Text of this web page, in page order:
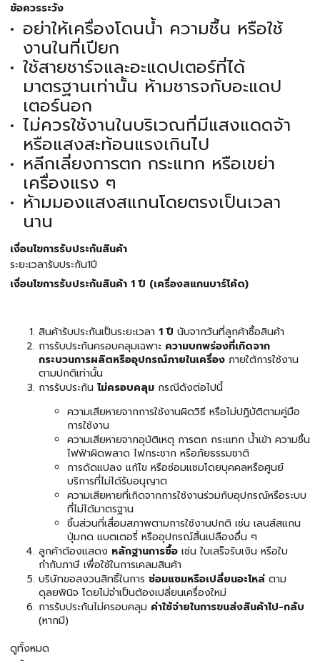
ข้อควรระวัง
อย่าให้เครื่องโดนน้ำ ความชื้น หรือใช้
งานในที่เปียก
ใช้สายชาร์จและอะแดปเตอร์ที่ได้
มาตรฐานเท่านั้น ห้ามชารจกับอะแดป
เตอร์นอก
ไม่ควรใช้งานในบริเวณที่มีแสงแดดจ้า
หรือแสงสะท้อนแรงเกินไป
หลีกเลี่ยงการตก กระแทก หรือเขย่า
เครื่องแรง ๆ
ห้ามมองแสงสแกนโดยตรงเป็นเวลา
นาน
เงื่อนไขการรับประกันสินค้า
ระยะเวลารับประกัน1ปี
เงื่อนไขการรับประกันสินค้า 1 ปี (เครื่องสแกนบาร์โค้ด)
สินค้ารับประกันเป็นระยะเวลา 1 ปี นับจากวันที่ลูกค้าซื้อสินค้า
การรับประกันครอบคลุมเฉพาะ ความบกพร่องที่เกิดจาก
กระบวนการผลิตหรืออุปกรณ์ภายในเครื่อง ภายใต้การใช้งาน
ตามปกติเท่านั้น
การรับประกัน ไม่ครอบคลุม กรณีดังต่อไปนี้
ความเสียหายจากการใช้งานผิดวิธี หรือไม่ปฏิบัติตามคู่มือ
การใช้งาน
ความเสียหายจากอุบัติเหตุ การตก กระแทก น้ำเข้า ความชื้น
ไฟฟ้าผิดพลาด ไฟกระชาก หรือภัยธรรมชาติ
การดัดแปลง แก้ไข หรือซ่อมแซมโดยบุคคลหรือศูนย์
บริการที่ไม่ได้รับอนุญาต
ความเสียหายที่เกิดจากการใช้งานร่วมกับอุปกรณ์หรือระบบ
ที่ไม่ได้มาตรฐาน
ชิ้นส่วนที่เสื่อมสภาพตามการใช้งานปกติ เช่น เลนส์สแกน
ปุ่มกด แบตเตอรี่ หรืออุปกรณ์สิ้นเปลืองอื่น ๆ
ลูกค้าต้องแสดง หลักฐานการซื้อ เช่น ใบเสร็จรับเงิน หรือใบ
กำกับภาษี เพื่อใช้ในการเคลมสินค้า
บริษัทขอสงวนสิทธิ์ในการ ซ่อมแซมหรือเปลี่ยนอะไหล่ ตาม
ดุลยพินิจ โดยไม่จำเป็นต้องเปลี่ยนเครื่องใหม่
การรับประกันไม่ครอบคลุม ค่าใช้จ่ายในการขนส่งสินค้าไป-กลับ
(หากมี)
ดูทั้งหมด